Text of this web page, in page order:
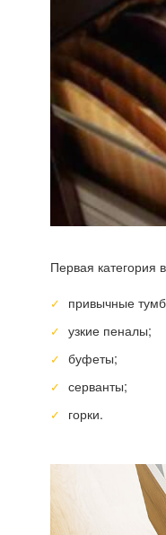
Первая категория
привычные
узкие пеналы;
буфеты;
серванты;
горки.